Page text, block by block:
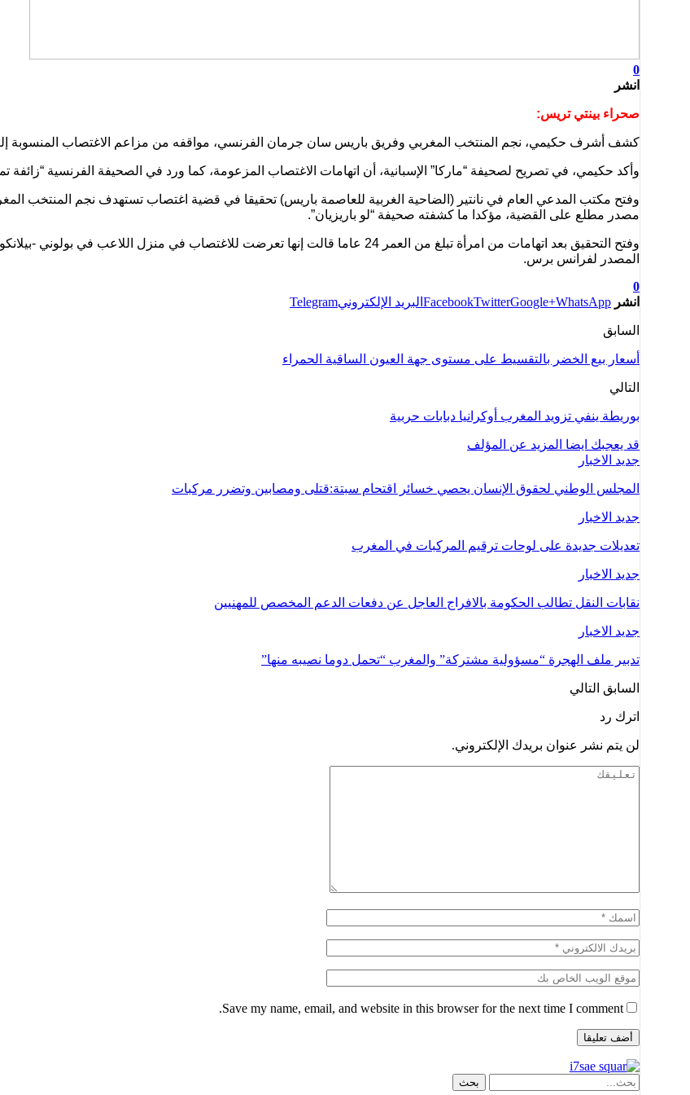
0
انشر
صحراء بينتي تريس:
كشف أشرف حكيمي، نجم المنتخب المغربي وفريق باريس سان جرمان الفرنسي، مواقفه من مزاعم الاغتصاب المنسوبة إليه
وأكد حكيمي، في تصريح لصحيفة “ماركا” الإسبانية، أن اتهامات الاغتصاب المزعومة، كما ورد في الصحيفة الفرنسية “زائفة
وفتح مكتب المدعي العام في نانتير (الضاحية الغربية للعاصمة باريس) تحقيقا في قضية اغتصاب تستهدف نجم المنتخب
مصدر مطلع على القضية، مؤكدا ما كشفته صحيفة “لو باريزيان”.
المصدر لفرانس برس.
0
انشر
FacebookTwitterGoogle+WhatsApp البريد الإلكترونيTelegram
السابق
أسعار بيع الخضر بالتقسيط على مستوى جهة العيون الساقية الحمراء
التالي
بوريطة ينفي تزويد المغرب أوكرانيا دبابات حربية
قد يعجبك ايضا المزيد عن المؤلف
جديد الاخبار
المجلس الوطني لحقوق الإنسان يحصي خسائر اقتحام سبتة:قتلى ومصابين وتضرر مركبات
جديد الاخبار
تعديلات جديدة على لوحات ترقيم المركبات في المغرب
جديد الاخبار
نقابات النقل تطالب الحكومة بالافراج العاجل عن دفعات الدعم المخصص للمهنيين
جديد الاخبار
تدبير ملف الهجرة “مسؤولية مشتركة” والمغرب “تحمل دوما نصيبه منها”
السابق التالي
اترك رد
لن يتم نشر عنوان بريدك الإلكتروني.
Save my name, email, and website in this browser for the next time I comment.